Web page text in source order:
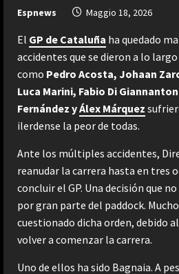
Espnews Maggio 18, 2026
El GP de Cataluña ha quedado
accidentes que se dieron a lo
como Pedro Acosta, Johaan
Luca Marini, Fabio Di
Fernández yÁlex Márquez
ilerdense la peor de todas.
Ante los múltiples accidentes,
reanudar la carrera hasta en tres
concluir el GP. Una decisión que
por gran parte del paddock.
cuestionado dicha orden, debido
volver a comenzar la carrera.
Uno de ellos ha sido Bagnaia. A